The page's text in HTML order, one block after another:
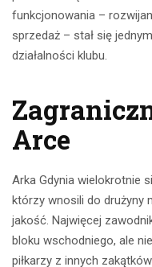
funkcjonowania –
sprzedaż – stał się
działalności klubu.
Arce
Arka Gdynia wielokrotnie
którzy wnosili do drużyny
jakość. Najwięcej
bloku wschodniego, ale
piłkarzy z innych